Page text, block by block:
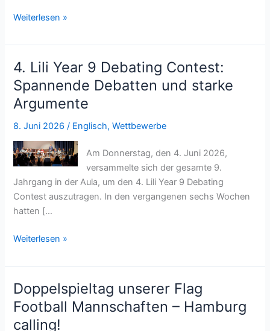
U14
Football-
Mixed-
Schulmannschaft
bei
der
Meisterschaft
Weiterlesen »
4. Lili Year 9 Debating Contest:
Spannende Debatten und starke
Argumente
8. Juni 2026/ Englisch,Wettbewerbe
Am Donnerstag, den 4. Juni 2026,
versammelte sich der gesamte 9.
Jahrgang in der Aula, um den 4. Lili Year 9 Debating
Contest auszutragen. In den vergangenen sechs Wochen
hatten […
4.
Year
9
Debating
Contest:
Spannende
Weiterlesen »
Doppelspieltag unserer Flag
Football Mannschaften – Hamburg
calling!